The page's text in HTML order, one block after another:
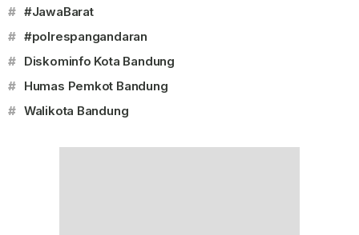
# #JawaBarat
# #polrespangandaran
# Diskominfo Kota Bandung
# Humas Pemkot Bandung
# Walikota Bandung